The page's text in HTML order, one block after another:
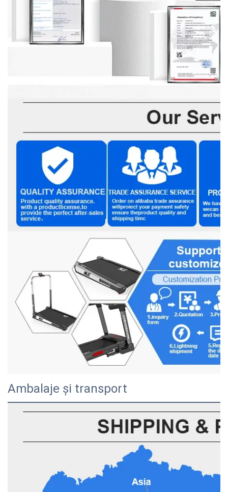
Ambalaje și transport